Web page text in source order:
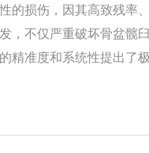
的损伤，因其高致残率
，不仅严重破坏骨盆
精准度和系统性提出了极